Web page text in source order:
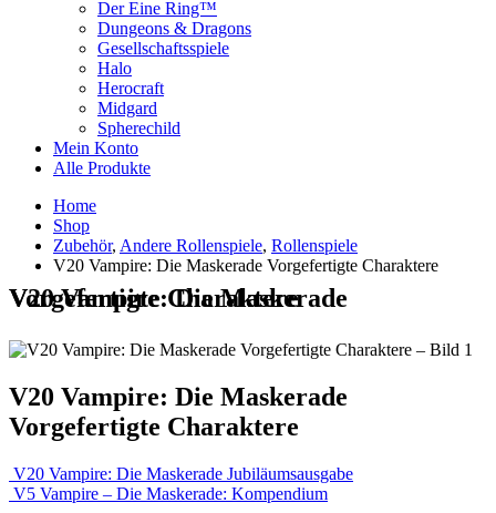
Der Eine Ring™
Dungeons & Dragons
Gesellschaftsspiele
Halo
Herocraft
Midgard
Spherechild
Mein Konto
Alle Produkte
Home
Shop
Zubehör, Andere Rollenspiele, Rollenspiele
V20 Vampire: Die Maskerade Vorgefertigte Charaktere
V20 Vampire: Die Maskerade Vorgefertigte Charaktere
V20 Vampire: Die Maskerade
Vorgefertigte Charaktere
V20 Vampire: Die Maskerade Jubiläumsausgabe
V5 Vampire – Die Maskerade: Kompendium